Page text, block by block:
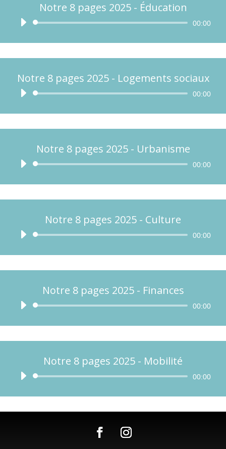
Notre 8 pages 2025 - Éducation
Lecteur
00:00
Notre 8 pages 2025 - Logements sociaux
Lecteur
00:00
Notre 8 pages 2025 - Urbanisme
Lecteur
00:00
Notre 8 pages 2025 - Culture
Lecteur
00:00
Notre 8 pages 2025 - Finances
Lecteur
00:00
Notre 8 pages 2025 - Mobilité
Lecteur
00:00